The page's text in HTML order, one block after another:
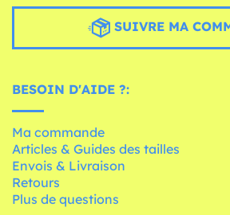
SUIVRE MA
BESOIN D'AIDE ?:
Ma commande
Articles & Guides des tailles
Envois & Livraison
Retours
Plus de questions